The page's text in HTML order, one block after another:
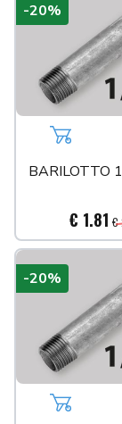
Aggiungi
BARILOTTO
€ 1.81 €
-20%
Aggiungi
-20%